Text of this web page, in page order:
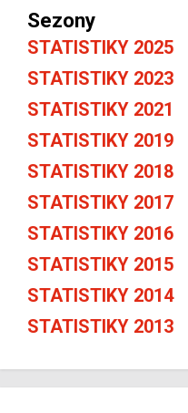
Sezony
STATISTIKY 2025
STATISTIKY 2023
STATISTIKY 2021
STATISTIKY 2019
STATISTIKY 2018
STATISTIKY 2017
STATISTIKY 2016
STATISTIKY 2015
STATISTIKY 2014
STATISTIKY 2013